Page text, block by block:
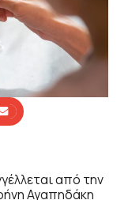
από την
Αγαπηδάκη